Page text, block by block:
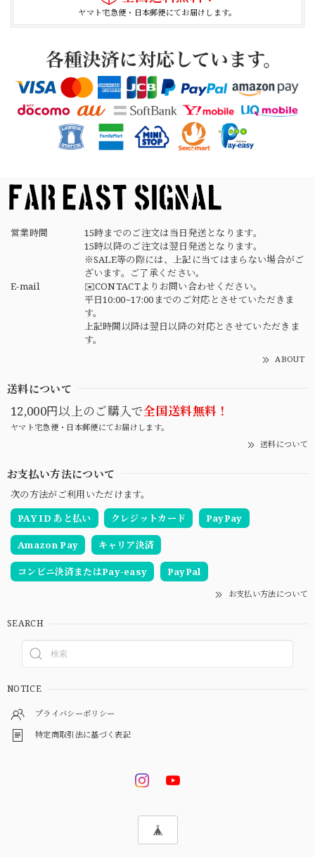
ヤマト宅急便・日本郵便にてお届けします。
2026/04/02
【Button Works】Mercury Dime Coin Necklace Silver 900 Silver 925 ボタンワークス マーキュリーダイム銀貨 ネックレス
2026/03/26
営業時間
15時までのご注文は当日発送となります。
15時以降のご注文は翌日発送となります。
※SALE等の際には、上記に当てはまらない場合がご
ざいます。ご了承ください。
E-mail
✉️CONTACTよりお問い合わせください。
平日10:00~17:00までのご対応とさせていただきま
す。
上記時間以降は翌日以降の対応とさせていただきま
す。
ABOUT
送料について
12,000円以上のご購入で全国送料無料！
ヤマト宅急便・日本郵便にてお届けします。
送料について
お支払い方法について
次の方法がご利用いただけます。
PAY ID あと払い
クレジットカード PayPay
Amazon Pay キャリア決済
コンビニ決済またはPay-easy PayPal
お支払い方法について
SEARCH
NOTICE
プライバシーポリシー
特定商取引法に基づく表記